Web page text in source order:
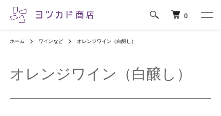
0
ホーム ワインなど オレンジワイン（白醸し）
オレンジワイン（白醸し）